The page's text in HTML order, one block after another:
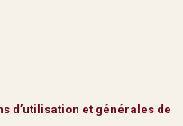
d’utilisation et générales de